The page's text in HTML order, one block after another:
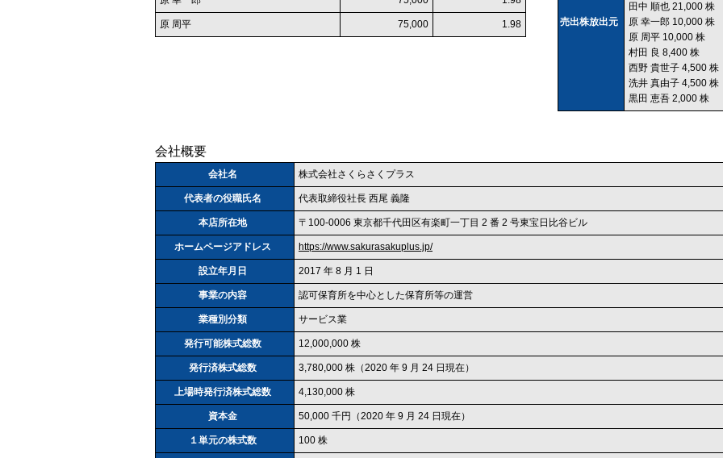
原 周平 75,000 1.98 売出株放出元
田中 順也 21,000 株
原 幸一郎 10,000 株
原 周平 10,000 株
村田 良 8,400 株
西野 貴世子 4,500 株
洗井 真由子 4,500 株
黒田 恵吾 2,000 株
会社概要
会社名 株式会社さくらさくプラス
代表者の役職氏名 代表取締役社長 西尾 義隆
本店所在地 〒100‐0006 東京都千代田区有楽町一丁目 2 番 2 号東宝日比谷ビル
ホームページアドレス https://www.sakurasakuplus.jp/
設立年月日 2017 年 8 月 1 日
事業の内容 認可保育所を中心とした保育所等の運営
業種別分類 サービス業
発行可能株式総数 12,000,000 株
発行済株式総数 3,780,000 株（2020 年 9 月 24 日現在）
上場時発行済株式総数 4,130,000 株
資本金 50,000 千円（2020 年 9 月 24 日現在）
１単元の株式数 100 株